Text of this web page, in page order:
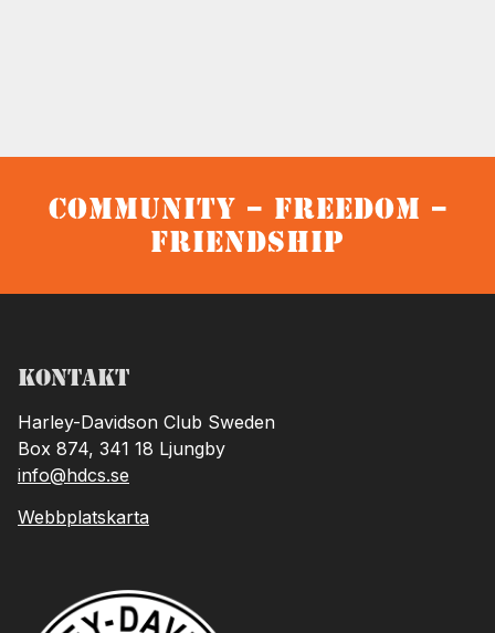
Community – Freedom –
Friendship
Kontakt
Harley-Davidson Club Sweden
Box 874, 341 18 Ljungby
info@hdcs.se
Webbplatskarta